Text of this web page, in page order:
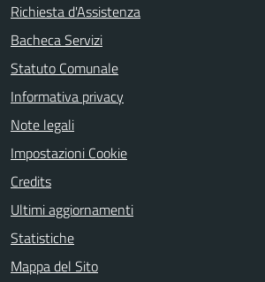
Richiesta d'Assistenza
Bacheca Servizi
Statuto Comunale
Informativa privacy
Note legali
Impostazioni Cookie
Credits
Ultimi aggiornamenti
Statistiche
Mappa del Sito